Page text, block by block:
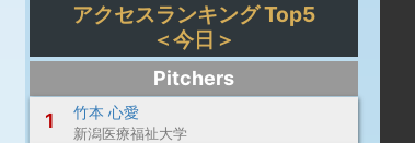
アクセスランキング Top5
＜今日＞
Pitchers
1
竹本 心愛
新潟医療福祉大学